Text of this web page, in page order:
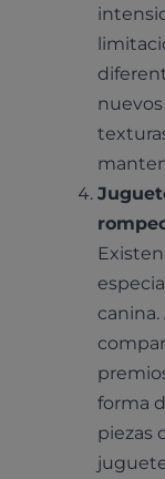
forma
piezas